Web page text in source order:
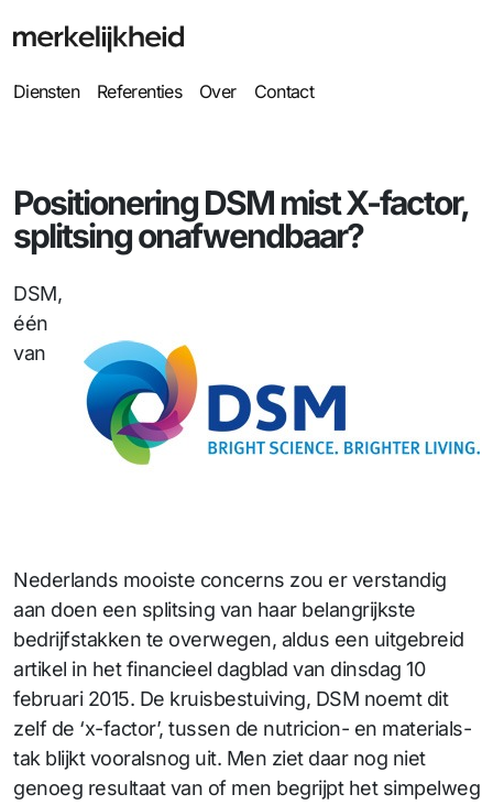
Diensten Referenties Over Contact
Positionering DSM mist X-factor,
splitsing onafwendbaar?
DSM,
één
van
Nederlands mooiste concerns zou er verstandig
aan doen een splitsing van haar belangrijkste
bedrijfstakken te overwegen, aldus een uitgebreid
artikel in het financieel dagblad van dinsdag 10
februari 2015. De kruisbestuiving, DSM noemt dit
zelf de ‘x-factor’, tussen de nutricion- en materials-
tak blijkt vooralsnog uit. Men ziet daar nog niet
genoeg resultaat van of men begrijpt het simpelweg